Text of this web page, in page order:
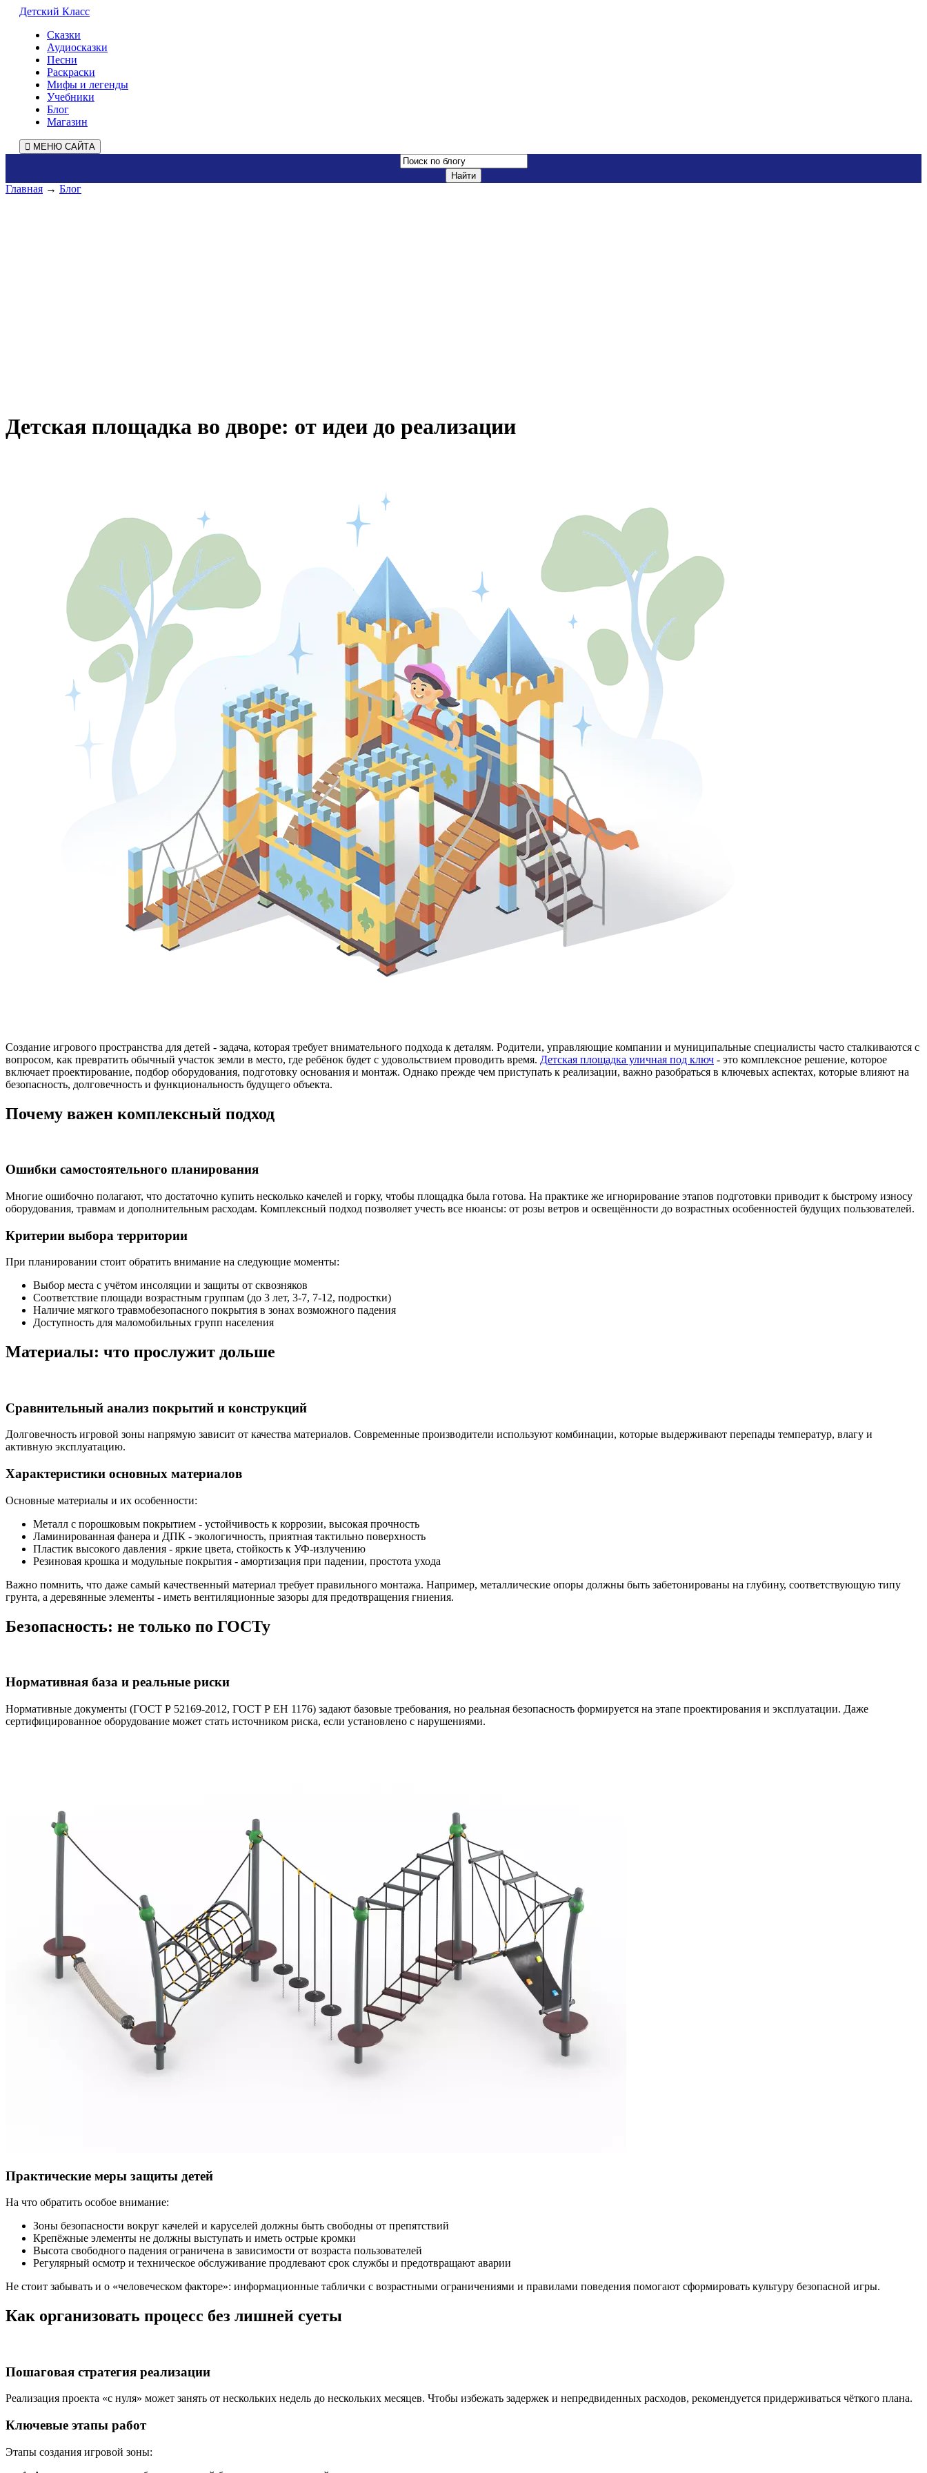
Детский Класс
Сказки
Аудиосказки
Песни
Раскраски
Мифы и легенды
Учебники
Блог
Магазин
МЕНЮ САЙТА
Главная → Блог
Детская площадка во дворе: от идеи до реализации
Создание игрового пространства для детей - задача, которая требует внимательного подхода к деталям. Родители, управляющие компании и муниципальные специалисты часто сталкиваются с
вопросом, как превратить обычный участок земли в место, где ребёнок будет с удовольствием проводить время. Детская площадка уличная под ключ - это комплексное решение, которое
включает проектирование, подбор оборудования, подготовку основания и монтаж. Однако прежде чем приступать к реализации, важно разобраться в ключевых аспектах, которые влияют на
безопасность, долговечность и функциональность будущего объекта.
Почему важен комплексный подход
Ошибки самостоятельного планирования
Многие ошибочно полагают, что достаточно купить несколько качелей и горку, чтобы площадка была готова. На практике же игнорирование этапов подготовки приводит к быстрому износу
оборудования, травмам и дополнительным расходам. Комплексный подход позволяет учесть все нюансы: от розы ветров и освещённости до возрастных особенностей будущих пользователей.
Критерии выбора территории
При планировании стоит обратить внимание на следующие моменты:
Выбор места с учётом инсоляции и защиты от сквозняков
Соответствие площади возрастным группам (до 3 лет, 3-7, 7-12, подростки)
Наличие мягкого травмобезопасного покрытия в зонах возможного падения
Доступность для маломобильных групп населения
Материалы: что прослужит дольше
Сравнительный анализ покрытий и конструкций
Долговечность игровой зоны напрямую зависит от качества материалов. Современные производители используют комбинации, которые выдерживают перепады температур, влагу и
активную эксплуатацию.
Характеристики основных материалов
Основные материалы и их особенности:
Металл с порошковым покрытием - устойчивость к коррозии, высокая прочность
Ламинированная фанера и ДПК - экологичность, приятная тактильно поверхность
Пластик высокого давления - яркие цвета, стойкость к УФ-излучению
Резиновая крошка и модульные покрытия - амортизация при падении, простота ухода
Важно помнить, что даже самый качественный материал требует правильного монтажа. Например, металлические опоры должны быть забетонированы на глубину, соответствующую типу
грунта, а деревянные элементы - иметь вентиляционные зазоры для предотвращения гниения.
Безопасность: не только по ГОСТу
Нормативная база и реальные риски
Нормативные документы (ГОСТ Р 52169-2012, ГОСТ Р ЕН 1176) задают базовые требования, но реальная безопасность формируется на этапе проектирования и эксплуатации. Даже
сертифицированное оборудование может стать источником риска, если установлено с нарушениями.
Практические меры защиты детей
На что обратить особое внимание:
Зоны безопасности вокруг качелей и каруселей должны быть свободны от препятствий
Крепёжные элементы не должны выступать и иметь острые кромки
Высота свободного падения ограничена в зависимости от возраста пользователей
Регулярный осмотр и техническое обслуживание продлевают срок службы и предотвращают аварии
Не стоит забывать и о «человеческом факторе»: информационные таблички с возрастными ограничениями и правилами поведения помогают сформировать культуру безопасной игры.
Как организовать процесс без лишней суеты
Пошаговая стратегия реализации
Реализация проекта «с нуля» может занять от нескольких недель до нескольких месяцев. Чтобы избежать задержек и непредвиденных расходов, рекомендуется придерживаться чёткого плана.
Ключевые этапы работ
Этапы создания игровой зоны: